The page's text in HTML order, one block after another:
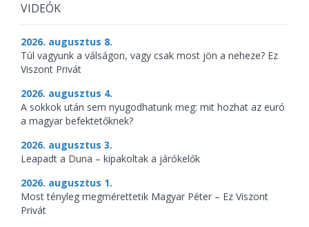
VIDEÓK
2026. augusztus 8.
Túl vagyunk a válságon, vagy csak most jön a neheze? Ez
Viszont Privát
2026. augusztus 4.
A sokkok után sem nyugodhatunk meg: mit hozhat az euró
a magyar befektetőknek?
2026. augusztus 3.
Leapadt a Duna – kipakoltak a járókelők
2026. augusztus 1.
Most tényleg megmérettetik Magyar Péter – Ez Viszont
Privát